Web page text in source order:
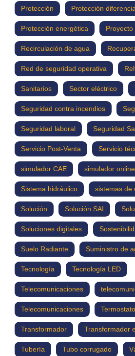
Protección Protección
Protección energética Proyecto
Recirculación de agua
Red de seguridad operativa
Sanitarios Sector eléctrico
Seguridad contra incendios
Seguridad laboral Seguridad
Servicio Post-Venta Servicio
simulador CAE simulador online
Sistema hidráulico sistemas de
Solución Solución SAI
Soluciones digitales
Suelo Radiante Suministro de
Tecnología Tecnología LED
Telecomunicaciones
Telecomunicaciones
Transformador Transformador
Tubería Tubo corrugado